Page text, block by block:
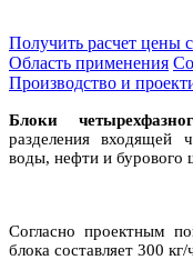
Получить расчет цены
Область применения
Производство и
Блоки
разделения входящей
воды, нефти и бурового
Согласно проектным
блока составляет 300 кг/